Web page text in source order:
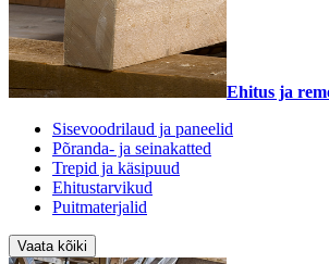
Ehitus ja
Sisevoodrilaud ja paneelid
Põranda- ja seinakatted
Trepid ja käsipuud
Ehitustarvikud
Puitmaterjalid
Vaata kõiki